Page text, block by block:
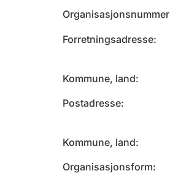
Organisasjonsnummer
Forretningsadresse
Kommune, land
Postadresse
Kommune, land
Organisasjonsform